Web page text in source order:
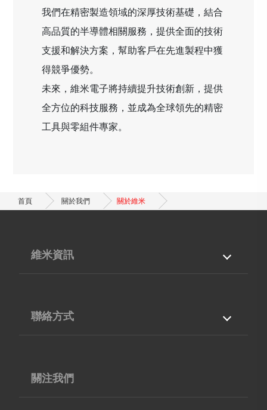
我們在精密製造領域的深厚技術基礎，結合
高品質的半導體相關服務，提供全面的技術
支援和解決方案，幫助客戶在先進製程中獲
得競爭優勢。
未來，維米電子將持續提升技術創新，提供
全方位的科技服務，並成為全球領先的精密
工具與零組件專家。
首頁 關於我們 關於維米
維米資訊
專業能力
聯絡方式
04-36002668
關注我們